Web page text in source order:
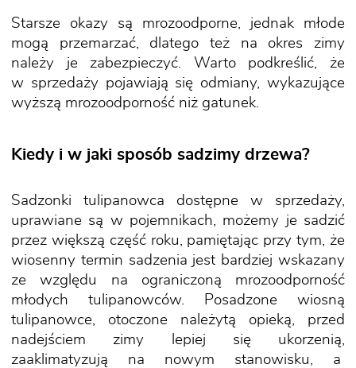
Starsze okazy są mrozoodporne, jednak młode
mogą przemarzać, dlatego też na okres zimy
należy je zabezpieczyć. Warto podkreślić, że
w sprzedaży pojawiają się odmiany, wykazujące
wyższą mrozoodporność niż gatunek.
Kiedy i w jaki sposób sadzimy drzewa?
Sadzonki tulipanowca dostępne w sprzedaży,
uprawiane są w pojemnikach, możemy je sadzić
przez większą część roku, pamiętając przy tym, że
wiosenny termin sadzenia jest bardziej wskazany
ze względu na ograniczoną mrozoodporność
młodych tulipanowców. Posadzone wiosną
tulipanowce, otoczone należytą opieką, przed
nadejściem zimy lepiej się ukorzenią,
zaaklimatyzują na nowym stanowisku, a